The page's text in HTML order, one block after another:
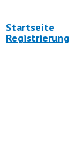
Startseite
Registrierung